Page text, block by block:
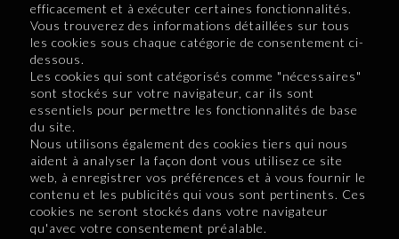
efficacement et à exécuter certaines fonctionnalités.
Vous trouverez des informations détaillées sur tous
les cookies sous chaque catégorie de consentement ci-
dessous.
Les cookies qui sont catégorisés comme "nécessaires"
sont stockés sur votre navigateur, car ils sont
essentiels pour permettre les fonctionnalités de base
du site.
Nous utilisons également des cookies tiers qui nous
aident à analyser la façon dont vous utilisez ce site
web, à enregistrer vos préférences et à vous fournir le
contenu et les publicités qui vous sont pertinents. Ces
cookies ne seront stockés dans votre navigateur
qu'avec votre consentement préalable.
- Proportion des
municipalités de moins de
1000 habitants qui n’ont
pas d’édifices de commerce
de détail
- Proportion de la
population inscrite auprès
d’un médecin de famille
- Nombre de logements